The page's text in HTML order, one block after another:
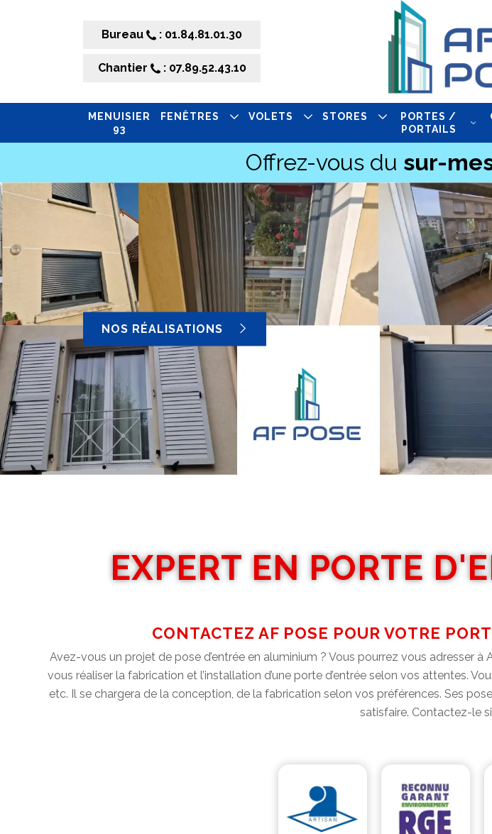
Bureau : 01.84.81.01.30
Chantier : 07.89.52.43.10
MENUISIER
93
FENÊTRES VOLETS STORES
PORTES /
PORTAILS
Offrez-vous du sur-
NOS RÉALISATIONS
EXPERT EN PORTE
CONTACTEZ AF POSE POUR VOTRE
Avez-vous un projet de pose d’entrée en aluminium ? Vous pourrez vous adresser
vous réaliser la fabrication et l’installation d’une porte d’entrée selon vos attentes.
etc. Il se chargera de la conception, de la fabrication selon vos préférences. Ses
satisfaire. Contactez-le